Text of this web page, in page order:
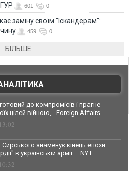
ГУР
601 0
заміну своїм "Іскандерам":
459 0
БІЛЬШЕ
до компромісів і прагне
цілей війною, - Foreign Affairs
Сирського знаменує кінець епохи
в українській армії — NYT